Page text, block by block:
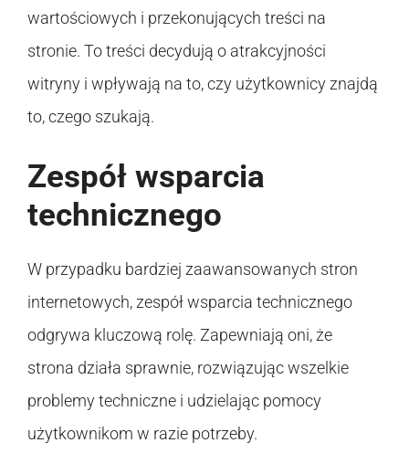
wartościowych i przekonujących treści na
stronie. To treści decydują o atrakcyjności
witryny i wpływają na to, czy użytkownicy znajdą
to, czego szukają.
Zespół wsparcia
technicznego
W przypadku bardziej zaawansowanych stron
internetowych, zespół wsparcia technicznego
odgrywa kluczową rolę. Zapewniają oni, że
strona działa sprawnie, rozwiązując wszelkie
problemy techniczne i udzielając pomocy
użytkownikom w razie potrzeby.